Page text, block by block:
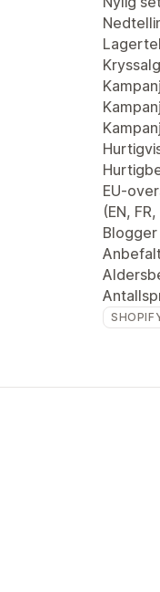
Kryssalg
EU-
(EN,
Blogger